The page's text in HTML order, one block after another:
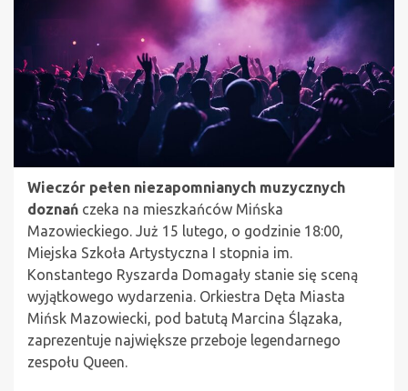
Wieczór pełen niezapomnianych muzycznych
doznań czeka na mieszkańców Mińska
Mazowieckiego. Już 15 lutego, o godzinie 18:00,
Miejska Szkoła Artystyczna I stopnia im.
Konstantego Ryszarda Domagały stanie się sceną
wyjątkowego wydarzenia. Orkiestra Dęta Miasta
Mińsk Mazowiecki, pod batutą Marcina Ślązaka,
zaprezentuje największe przeboje legendarnego
zespołu Queen.